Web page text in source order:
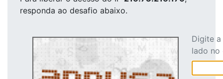
responda ao desafio abaixo.
Digite
lado no